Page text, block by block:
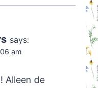
says:
am
Alleen de